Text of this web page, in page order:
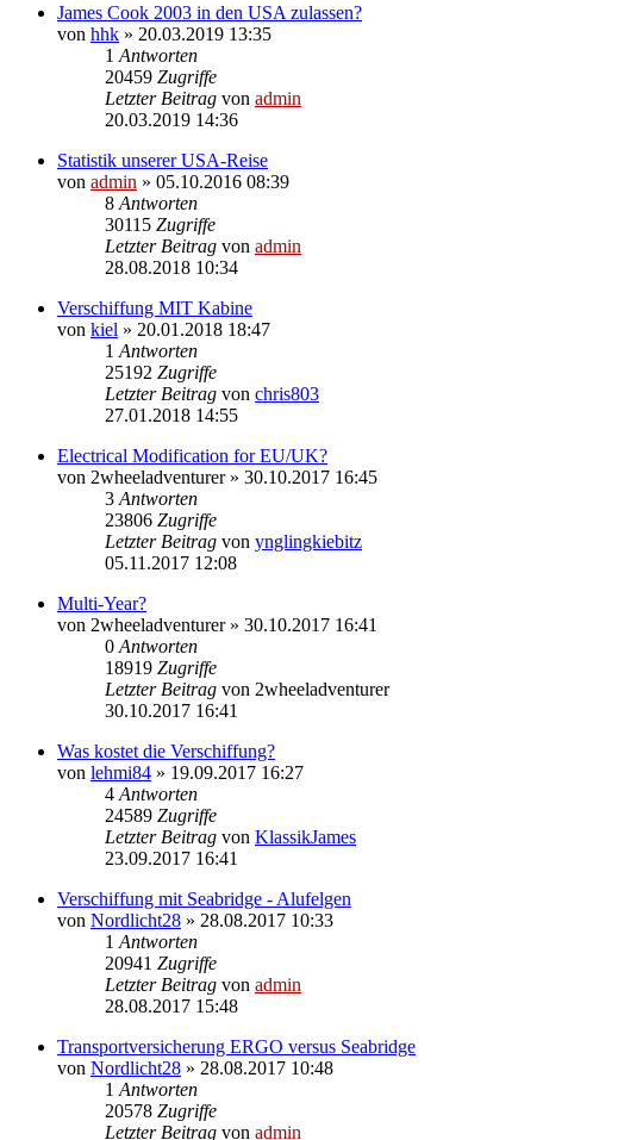
James Cook 2003 in den USA zulassen?
von hhk » 20.03.2019 13:35
1 Antworten
20459 Zugriffe
Letzter Beitrag von admin
20.03.2019 14:36
Statistik unserer USA-Reise
von admin » 05.10.2016 08:39
8 Antworten
30115 Zugriffe
Letzter Beitrag von admin
28.08.2018 10:34
Verschiffung MIT Kabine
von kiel » 20.01.2018 18:47
1 Antworten
25192 Zugriffe
Letzter Beitrag von chris803
27.01.2018 14:55
Electrical Modification for EU/UK?
von 2wheeladventurer» 30.10.2017 16:45
3 Antworten
23806 Zugriffe
Letzter Beitrag von ynglingkiebitz
05.11.2017 12:08
Multi-Year?
von 2wheeladventurer» 30.10.2017 16:41
0 Antworten
18919 Zugriffe
Letzter Beitrag von 2wheeladventurer
30.10.2017 16:41
Was kostet die Verschiffung?
von lehmi84 » 19.09.2017 16:27
4 Antworten
24589 Zugriffe
Letzter Beitrag von KlassikJames
23.09.2017 16:41
Verschiffung mit Seabridge - Alufelgen
von Nordlicht28 » 28.08.2017 10:33
1 Antworten
20941 Zugriffe
Letzter Beitrag von admin
28.08.2017 15:48
Transportversicherung ERGO versus Seabridge
von Nordlicht28 » 28.08.2017 10:48
1 Antworten
20578 Zugriffe
Letzter Beitrag von admin